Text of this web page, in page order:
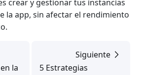
crear y gestionar tus instancias
la app, sin afectar el rendimiento
la
Siguiente
5 Estrategias